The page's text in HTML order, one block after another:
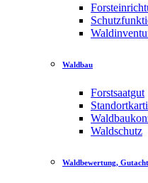
Waldbau
Forstsaatgut
Waldschutz
Waldbewertung,